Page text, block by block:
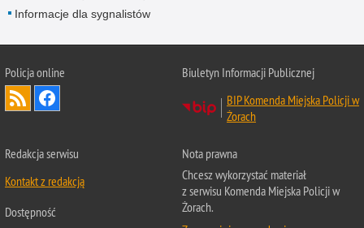
Informacje dla sygnalistów
Policja online
Biuletyn Informacji Publicznej
BIP Komenda Miejska Policji w
Żorach
Redakcja serwisu
Kontakt z redakcją
Dostępność
Nota prawna
Chcesz wykorzystać materiał
z serwisu Komenda Miejska Policji w
Żorach.